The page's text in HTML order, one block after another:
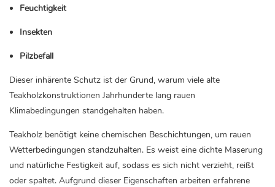
Feuchtigkeit
Insekten
Pilzbefall
Dieser inhärente Schutz ist der Grund, warum viele alte
Teakholzkonstruktionen Jahrhunderte lang rauen
Klimabedingungen standgehalten haben.
Teakholz benötigt keine chemischen Beschichtungen, um rauen
Wetterbedingungen standzuhalten. Es weist eine dichte Maserung
und natürliche Festigkeit auf, sodass es sich nicht verzieht, reißt
oder spaltet. Aufgrund dieser Eigenschaften arbeiten erfahrene